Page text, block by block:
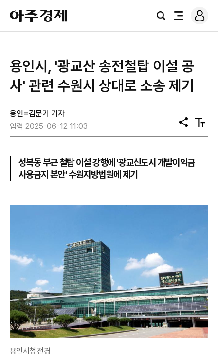
아
주
경
검
전
로
그
용인시, '광교산 송전철탑 이설 공
사' 관련 수원시 상대로 소송 제기
용인=김문기 기자
입력 2025-06-12 11:03
공
유
텍
스
성복동 부근 철탑 이설 강행에 '광교신도시 개발이익금
사용금지 본안' 수원지방법원에 제기
용인시청 전경